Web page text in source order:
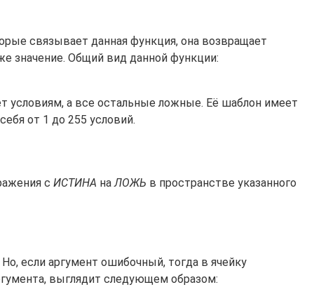
связывает данная функция, она возвращает
значение. Общий вид данной функции:
условиям, а все остальные ложные. Её шаблон имеет
от 1 до 255 условий.
с ИСТИНА на ЛОЖЬ в пространстве указанного
если аргумент ошибочный, тогда в ячейку
выглядит следующем образом: